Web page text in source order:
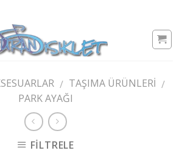
/ TAŞIMA ÜRÜNLERI /
PARK AYAĞI
FILTRELE